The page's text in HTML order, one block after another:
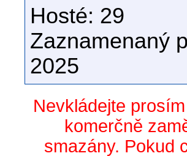
Hosté: 29
Zaznamenaný
2025
Nevkládejte
komerčně
smazány. Pokud